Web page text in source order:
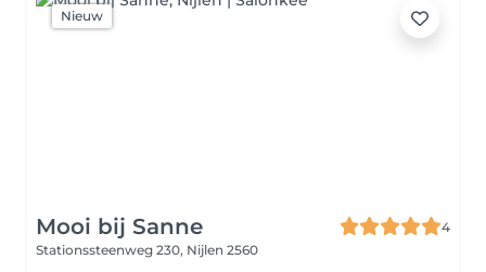
Nieuw
Mooi bij Sanne
4
Stationssteenweg 230, Nijlen 2560